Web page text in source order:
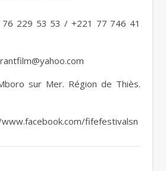
sur Mer. Région de Thiès.
fifefestivalsn